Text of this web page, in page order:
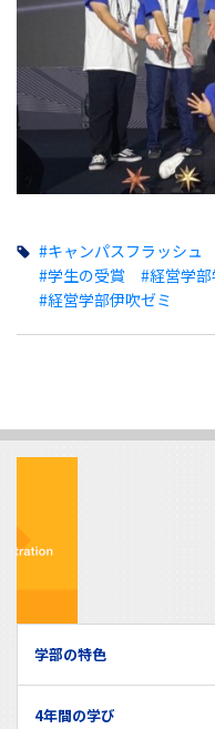
#キャンパスフラッシュ
#学生の受賞
#経営学
#経営学部伊吹ゼミ
学部の特色
4年間の学び